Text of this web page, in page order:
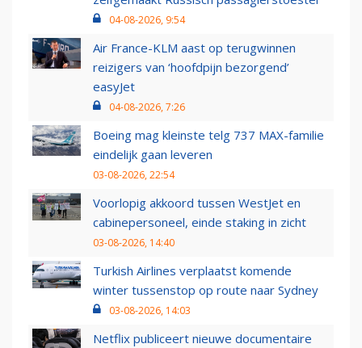
04-08-2026, 9:54
Air France-KLM aast op terugwinnen
reizigers van ‘hoofdpijn bezorgend’
easyJet
04-08-2026, 7:26
Boeing mag kleinste telg 737 MAX-familie
eindelijk gaan leveren
03-08-2026, 22:54
Voorlopig akkoord tussen WestJet en
cabinepersoneel, einde staking in zicht
03-08-2026, 14:40
Turkish Airlines verplaatst komende
winter tussenstop op route naar Sydney
03-08-2026, 14:03
Netflix publiceert nieuwe documentaire